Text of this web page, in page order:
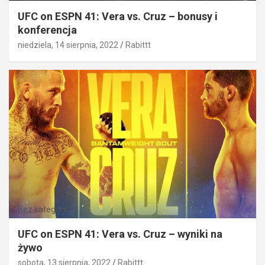
UFC on ESPN 41: Vera vs. Cruz – bonusy i
konferencja
niedziela, 14 sierpnia, 2022 Rabittt
Bez kategorii
UFC on ESPN 41: Vera vs. Cruz – wyniki na
żywo
sobota, 13 sierpnia, 2022 Rabittt